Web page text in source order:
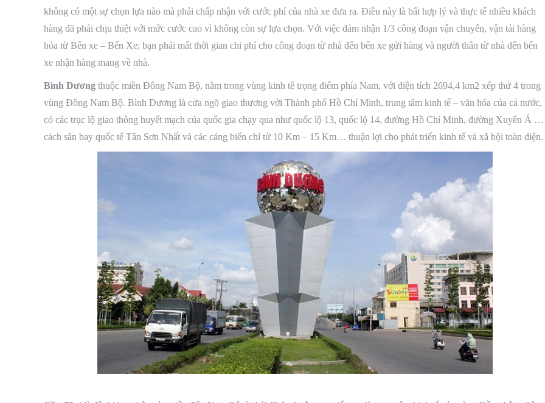
không có một sự chọn lựa nào mà phải chấp nhận với cước phí của nhà xe đưa ra. Điều này là bất hợp lý và thực tế nhiều khách
hàng đã phải chịu thiệt với mức cước cao vì không còn sự lựa chọn. Với việc đảm nhận 1/3 công đoạn vận chuyển, vận tải hàng
hóa từ Bến xe – Bến Xe; bạn phải mất thời gian chi phí cho công đoạn từ nhà đến bến xe gửi hàng và người thân từ nhà đến bến
xe nhận hàng mang về nhà.
Bình Dương thuộc miền Đông Nam Bộ, nằm trong vùng kinh tế trọng điểm phía Nam, với diện tích 2694,4 km2 xếp thứ 4 trong
vùng Đông Nam Bộ. Bình Dương là cửa ngõ giao thương với Thành phố Hồ Chí Minh, trung tâm kinh tế – văn hóa của cả nước,
có các trục lộ giao thông huyết mạch của quốc gia chạy qua như quốc lộ 13, quốc lộ 14, đường Hồ Chí Minh, đường Xuyên Á …
cách sân bay quốc tế Tân Sơn Nhất và các cảng biển chỉ từ 10 Km – 15 Km… thuận lợi cho phát triển kinh tế và xã hội toàn diện.